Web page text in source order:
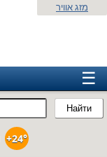
Найти
מזג אוויר
☰
+24°